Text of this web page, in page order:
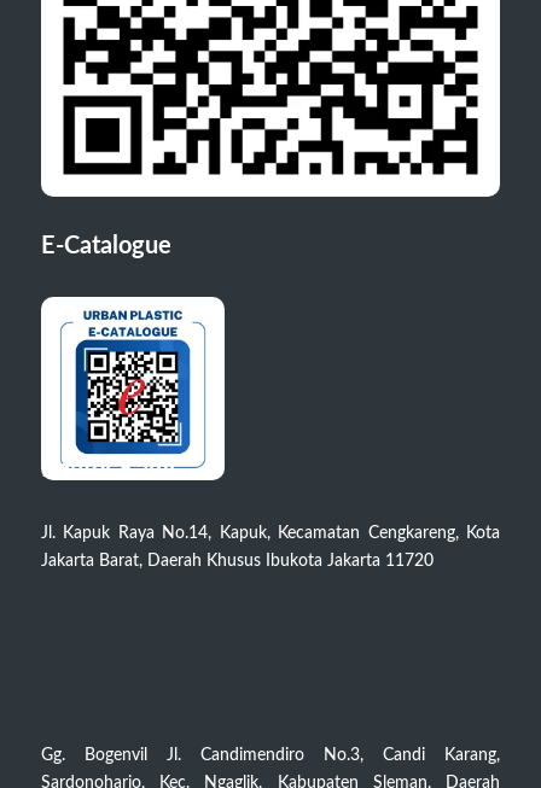
E-Catalogue
Kantor Kami
Jl. Kapuk Raya No.14, Kapuk, Kecamatan Cengkareng, Kota
Jakarta Barat, Daerah Khusus Ibukota Jakarta 11720
Gg. Bogenvil Jl. Candimendiro No.3, Candi Karang,
Sardonoharjo, Kec. Ngaglik, Kabupaten Sleman, Daerah